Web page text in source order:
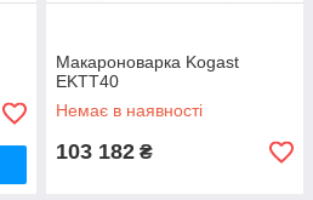
Макароноварка Kogast
EKTT40
Немає в наявності
103 182 ₴